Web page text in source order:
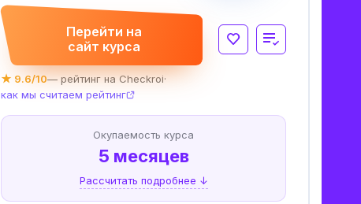
Перейти на
сайт курса
★ 9.6/10— рейтинг на Checkroi·
как мы считаем рейтинг
Окупаемость курса
5 месяцев
Рассчитать подробнее ↓